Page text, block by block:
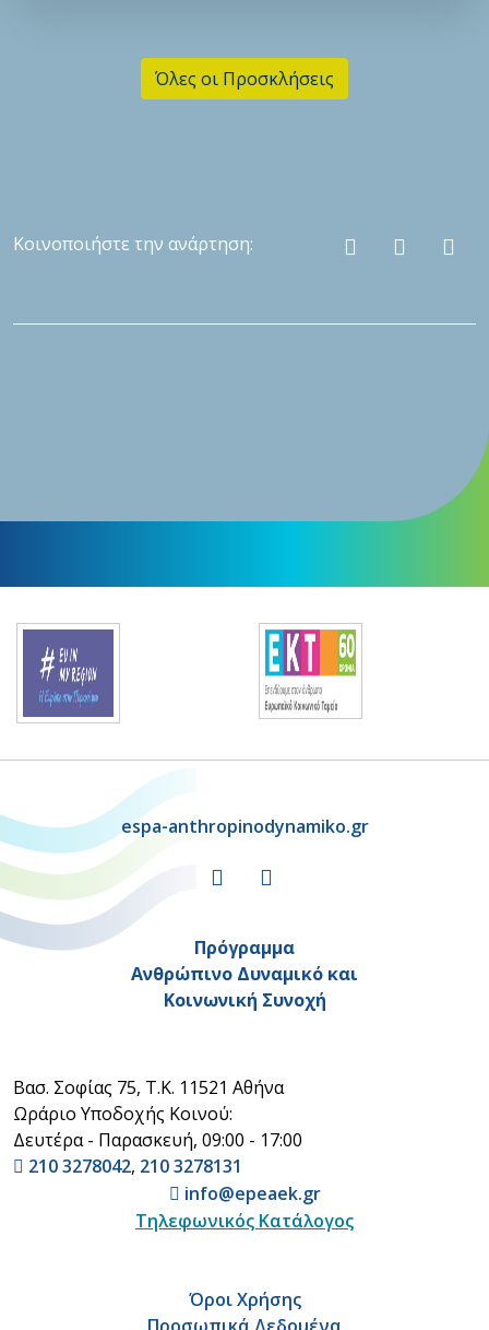
Όλες οι Προσκλήσεις
Κοινοποιήστε την ανάρτηση:
espa-anthropinodynamiko.gr
Βασ. Σοφίας 75, Τ.Κ. 11521 Αθήνα
Ωράριο Υποδοχής Κοινού:
Δευτέρα - Παρασκευή, 09:00 - 17:00
210 3278042, 210 3278131
info@epeaek.gr
Τηλεφωνικός Κατάλογος
Πρόγραμμα
Ανθρώπινο Δυναμικό και
Κοινωνική Συνοχή
Όροι Χρήσης